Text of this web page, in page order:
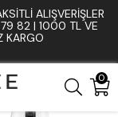
ALIŞVERIŞLER
79 82 | 1000 TL VE
KARGO
0